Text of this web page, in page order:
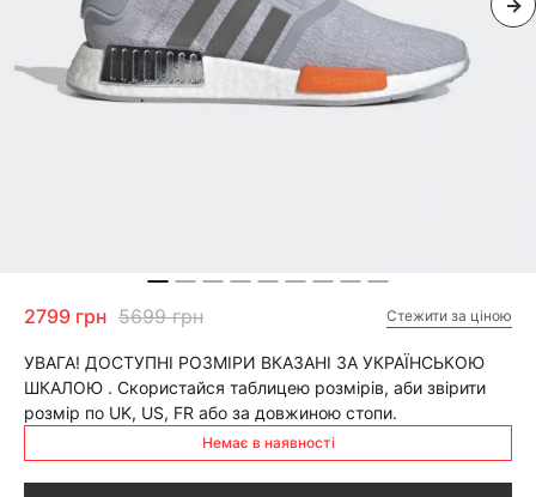
2799 грн 5699 грн Стежити за ціною
УВАГА! ДОСТУПНІ РОЗМІРИ ВКАЗАНІ ЗА УКРАЇНСЬКОЮ
ШКАЛОЮ . Скористайся таблицею розмірів, аби звірити
розмір по UK, US, FR або за довжиною стопи.
Немає в наявності